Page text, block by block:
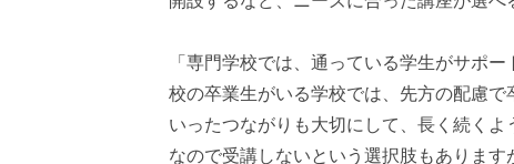
「専門学校では、通っている学生がサポ
校の卒業生がいる学校では、先方の配慮
いったつながりも大切にして、長く続く
なので受講しないという選択肢もありま